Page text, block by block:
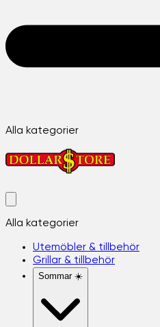
Alla kategorier
Alla kategorier
Utemöbler & tillbehör
Grillar & tillbehör
Sommar ☀️